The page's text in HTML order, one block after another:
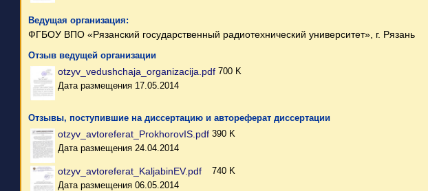
Ведущая организация:
ФГБОУ ВПО «Рязанский государственный радиотехнический университет», г. Рязань
Отзыв ведущей организации
otzyv_vedushchaja_organizacija.pdf
Дата размещения 17.05.2014
700 K
Отзывы, поступившие на диссертацию и автореферат диссертации
otzyv_avtoreferat_ProkhorovIS.pdf
Дата размещения 24.04.2014
390 K
otzyv_avtoreferat_KaljabinEV.pdf
Дата размещения 06.05.2014
740 K